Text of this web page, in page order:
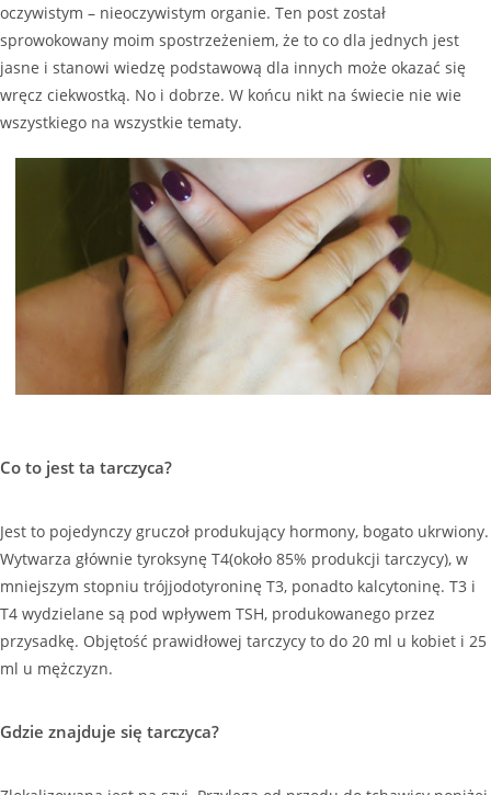
oczywistym – nieoczywistym organie. Ten post został
sprowokowany moim spostrzeżeniem, że to co dla jednych jest
jasne i stanowi wiedzę podstawową dla innych może okazać się
wręcz ciekwostką. No i dobrze. W końcu nikt na świecie nie wie
wszystkiego na wszystkie tematy.
Co to jest ta tarczyca?
Jest to pojedynczy gruczoł produkujący hormony, bogato ukrwiony.
Wytwarza głównie tyroksynę T4(około 85% produkcji tarczycy), w
mniejszym stopniu trójjodotyroninę T3, ponadto kalcytoninę. T3 i
T4 wydzielane są pod wpływem TSH, produkowanego przez
przysadkę. Objętość prawidłowej tarczycy to do 20 ml u kobiet i 25
ml u mężczyzn.
Gdzie znajduje się tarczyca?